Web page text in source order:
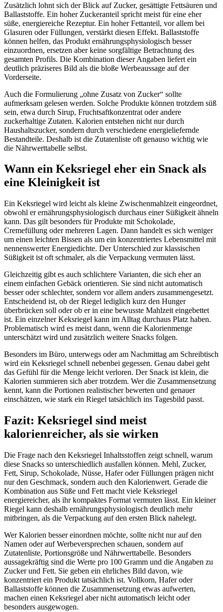
Zusätzlich lohnt sich der Blick auf Zucker, gesättigte Fettsäuren und
Ballaststoffe. Ein hoher Zuckeranteil spricht meist für eine eher
süße, energiereiche Rezeptur. Ein hoher Fettanteil, vor allem bei
Glasuren oder Füllungen, verstärkt diesen Effekt. Ballaststoffe
können helfen, das Produkt ernährungsphysiologisch besser
einzuordnen, ersetzen aber keine sorgfältige Betrachtung des
gesamten Profils. Die Kombination dieser Angaben liefert ein
deutlich präziseres Bild als die bloße Werbeaussage auf der
Vorderseite.
Auch die Formulierung „ohne Zusatz von Zucker“ sollte
aufmerksam gelesen werden. Solche Produkte können trotzdem süß
sein, etwa durch Sirup, Fruchtsaftkonzentrat oder andere
zuckerhaltige Zutaten. Kalorien entstehen nicht nur durch
Haushaltszucker, sondern durch verschiedene energieliefernde
Bestandteile. Deshalb ist die Zutatenliste oft genauso wichtig wie
die Nährwerttabelle selbst.
Wann ein Keksriegel eher ein Snack als
eine Kleinigkeit ist
Ein Keksriegel wird leicht als kleine Zwischenmahlzeit eingeordnet,
obwohl er ernährungsphysiologisch durchaus einer Süßigkeit ähneln
kann. Das gilt besonders für Produkte mit Schokolade,
Cremefüllung oder mehreren Lagen. Dann handelt es sich weniger
um einen leichten Bissen als um ein konzentriertes Lebensmittel mit
nennenswerter Energiedichte. Der Unterschied zur klassischen
Süßigkeit ist oft schmaler, als die Verpackung vermuten lässt.
Gleichzeitig gibt es auch schlichtere Varianten, die sich eher an
einem einfachen Gebäck orientieren. Sie sind nicht automatisch
besser oder schlechter, sondern vor allem anders zusammengesetzt.
Entscheidend ist, ob der Riegel lediglich kurz den Hunger
überbrücken soll oder ob er in eine bewusste Mahlzeit eingebettet
ist. Ein einzelner Keksriegel kann im Alltag durchaus Platz haben.
Problematisch wird es meist dann, wenn die Kalorienmenge
unterschätzt wird und zusätzlich weitere Snacks folgen.
Besonders im Büro, unterwegs oder am Nachmittag am Schreibtisch
wird ein Keksriegel schnell nebenbei gegessen. Genau dabei geht
das Gefühl für die Menge leicht verloren. Der Snack ist klein, die
Kalorien summieren sich aber trotzdem. Wer die Zusammensetzung
kennt, kann die Portionen realistischer bewerten und genauer
einschätzen, wie stark ein Riegel tatsächlich ins Tagesbild passt.
Fazit: Keksriegel sind meist
kalorienreicher, als sie wirken
Die Frage nach den Keksriegel Inhaltsstoffen zeigt schnell, warum
diese Snacks so unterschiedlich ausfallen können. Mehl, Zucker,
Fett, Sirup, Schokolade, Nüsse, Hafer oder Füllungen prägen nicht
nur den Geschmack, sondern auch den Kalorienwert. Gerade die
Kombination aus Süße und Fett macht viele Keksriegel
energiereicher, als ihr kompaktes Format vermuten lässt. Ein kleiner
Riegel kann deshalb ernährungsphysiologisch deutlich mehr
mitbringen, als die Verpackung auf den ersten Blick nahelegt.
Wer Kalorien besser einordnen möchte, sollte nicht nur auf den
Namen oder auf Werbeversprechen schauen, sondern auf
Zutatenliste, Portionsgröße und Nährwerttabelle. Besonders
aussagekräftig sind die Werte pro 100 Gramm und die Angaben zu
Zucker und Fett. Sie geben ein ehrliches Bild davon, wie
konzentriert ein Produkt tatsächlich ist. Vollkorn, Hafer oder
Ballaststoffe können die Zusammensetzung etwas aufwerten,
machen einen Keksriegel aber nicht automatisch leicht oder
besonders ausgewogen.